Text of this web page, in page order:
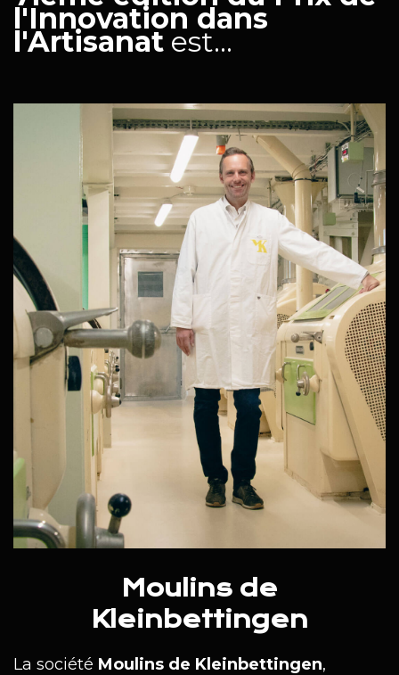
2019
2013
l'Innovation dans
l'Artisanat est...
Moulins de
Kleinbettingen
La société Moulins de Kleinbettingen,